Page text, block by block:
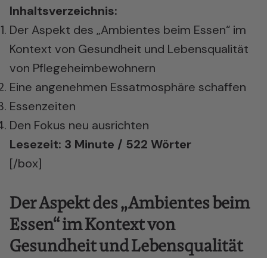
Inhaltsverzeichnis:
Der Aspekt des „Ambientes beim Essen“ im
Kontext von Gesundheit und Lebensqualität
von Pflegeheimbewohnern
Eine angenehmen Essatmosphäre schaffen
Essenzeiten
Den Fokus neu ausrichten
Lesezeit: 3 Minute / 522 Wörter
[/box]
Der Aspekt des „Ambientes beim
Essen“ im Kontext von
Gesundheit und Lebensqualität